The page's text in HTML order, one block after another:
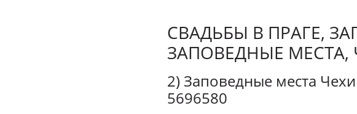
СВАДЬБЫ В ПРАГЕ,
ЗАПОВЕДНЫЕ МЕСТА,
2) Заповедные места
5696580